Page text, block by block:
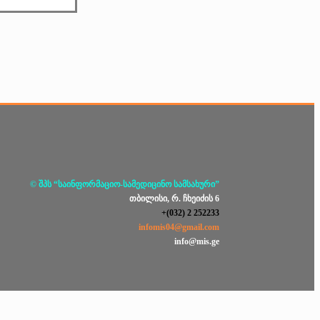
© შპს “საინფორმაციო-სამედიცინო სამსახური”
თბილისი, რ. ჩხეიძის 6
+(032) 2 252233
infomis04@gmail.com
info@mis.ge